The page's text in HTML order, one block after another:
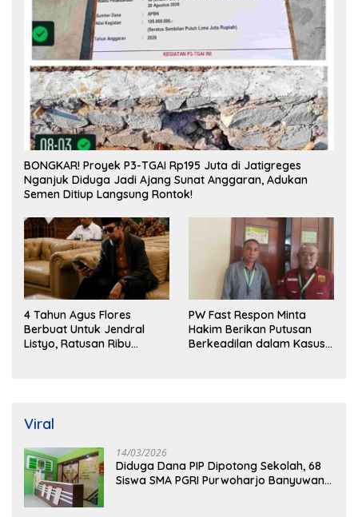
BONGKAR! Proyek P3-TGAI Rp195 Juta di Jatigreges
Nganjuk Diduga Jadi Ajang Sunat Anggaran, Adukan
Semen Ditiup Langsung Rontok!
4 Tahun Agus Flores
Berbuat Untuk Jendral
Listyo, Ratusan Ribu
PW Fast Respon Minta
Hakim Berikan Putusan
Berkeadilan dalam Kasus
Viral
14/03/2026
Diduga Dana PIP Dipotong Sekolah, 68
Siswa SMA PGRI Purwoharjo Banyuwangi